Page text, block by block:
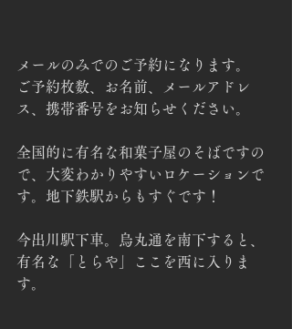
メールのみでのご予約になります。
ご予約枚数、お名前、メールアドレ
ス、携帯番号をお知らせください。
全国的に有名な和菓子屋のそばですの
で、大変わかりやすいロケーションで
す。地下鉄駅からもすぐです！
今出川駅下車。烏丸通を南下すると、
有名な「とらや」ここを西に入りま
す。